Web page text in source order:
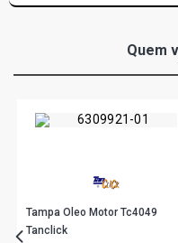
FIESTA SEDAN
FIESTA SEDAN STD
Quem
Tampa Oleo Motor Tc4049
Tanclick